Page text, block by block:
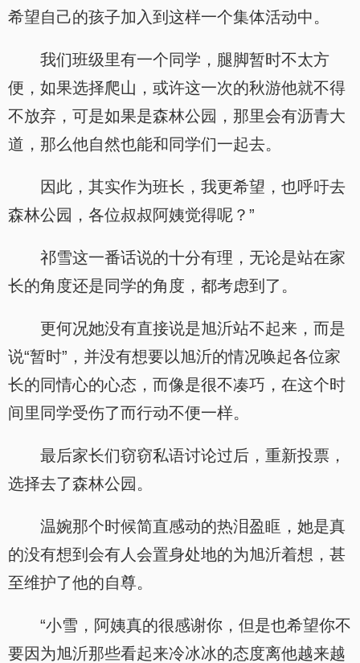
希望自己的孩子加入到这样一个集体活动中。
我们班级里有一个同学，腿脚暂时不太方
便，如果选择爬山，或许这一次的秋游他就不得
不放弃，可是如果是森林公园，那里会有沥青大
道，那么他自然也能和同学们一起去。
因此，其实作为班长，我更希望，也呼吁去
森林公园，各位叔叔阿姨觉得呢？”
祁雪这一番话说的十分有理，无论是站在家
长的角度还是同学的角度，都考虑到了。
更何况她没有直接说是旭沂站不起来，而是
说“暂时”，并没有想要以旭沂的情况唤起各位家
长的同情心的心态，而像是很不凑巧，在这个时
间里同学受伤了而行动不便一样。
最后家长们窃窃私语讨论过后，重新投票，
选择去了森林公园。
温婉那个时候简直感动的热泪盈眶，她是真
的没有想到会有人会置身处地的为旭沂着想，甚
至维护了他的自尊。
“小雪，阿姨真的很感谢你，但是也希望你不
要因为旭沂那些看起来冷冰冰的态度离他越来越